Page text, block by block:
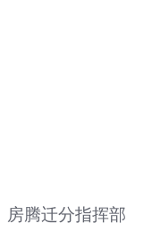
房腾迁分指挥部